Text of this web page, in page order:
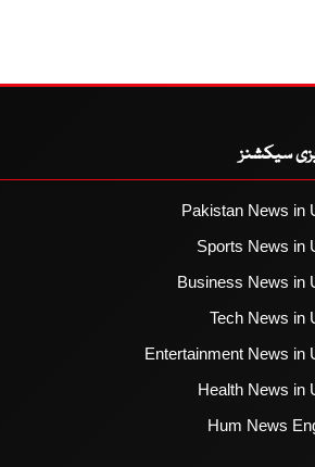
سیکشنز
Pakistan News in
Sports News in
Business News in
Tech News in
Entertainment News in
Health News in
Hum News